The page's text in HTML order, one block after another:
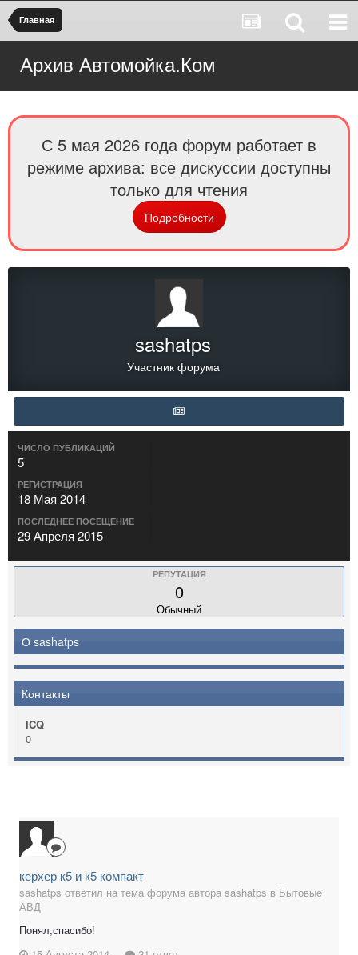
Главная
Архив Автомойка.Ком
С 5 мая 2026 года форум работает в
режиме архива: все дискуссии доступны
только для чтения
Подробности
sashatps
Участник форума
ЧИСЛО ПУБЛИКАЦИЙ
5
РЕГИСТРАЦИЯ
18 Мая 2014
ПОСЛЕДНЕЕ ПОСЕЩЕНИЕ
29 Апреля 2015
РЕПУТАЦИЯ
0
Обычный
О sashatps
Контакты
ICQ
0
керхер к5 и к5 компакт
sashatps ответил на тема форума автора sashatps в Бытовые
АВД
Понял,спасибо!